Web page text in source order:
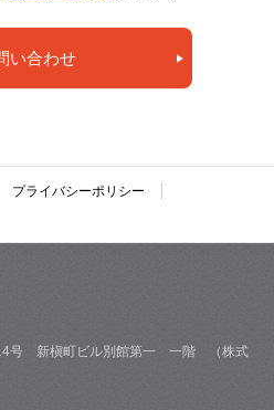
い合わせ
プライバシーポリシー
号 新槇町ビル別館第一 一階 （株式